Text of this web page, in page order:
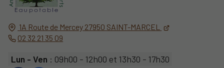
1A Route de Mercey 27950 SAINT-MARCEL
02 32 21 35 09
Lun - Ven : 09h00 - 12h00 et 13h30 - 17h30